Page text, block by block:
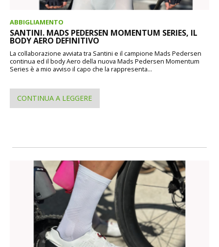
ABBIGLIAMENTO
SANTINI. MADS PEDERSEN MOMENTUM SERIES, IL
BODY AERO DEFINITIVO
La collaborazione avviata tra Santini e il campione Mads Pedersen
continua ed il body Aero della nuova Mads Pedersen Momentum
Series è a mio avviso il capo che la rappresenta...
CONTINUA A LEGGERE